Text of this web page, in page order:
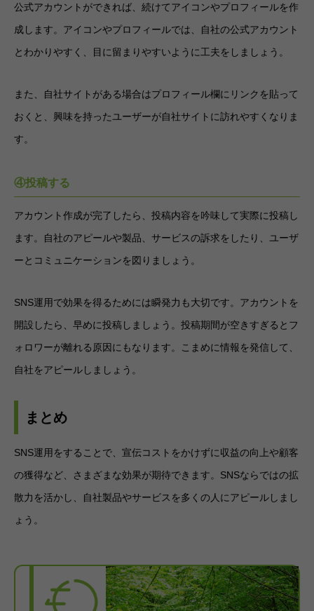
公式アカウントができれば、続けてアイコンやプロフィールを作
成します。アイコンやプロフィールでは、自社の公式アカウント
とわかりやすく、目に留まりやすいように工夫をしましょう。
また、自社サイトがある場合はプロフィール欄にリンクを貼って
おくと、興味を持ったユーザーが自社サイトに訪れやすくなりま
す。
④投稿する
アカウント作成が完了したら、投稿内容を吟味して実際に投稿し
ます。自社のアピールや製品、サービスの訴求をしたり、ユーザ
ーとコミュニケーションを図りましょう。
SNS運用で効果を得るためには瞬発力も大切です。アカウントを
開設したら、早めに投稿しましょう。投稿期間が空きすぎるとフ
ォロワーが離れる原因にもなります。こまめに情報を発信して、
自社をアピールしましょう。
まとめ
SNS運用をすることで、宣伝コストをかけずに収益の向上や顧客
の獲得など、さまざまな効果が期待できます。SNSならではの拡
散力を活かし、自社製品やサービスを多くの人にアピールしまし
ょう。